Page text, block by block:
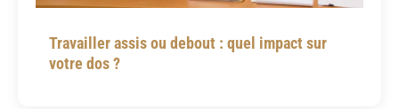
Travailler assis ou debout : quel impact sur
votre dos ?